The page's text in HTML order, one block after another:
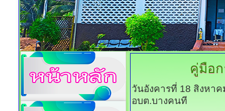
คู่มือ
วันอังคารที่ 18 สิงหา
อบต.บางคนที